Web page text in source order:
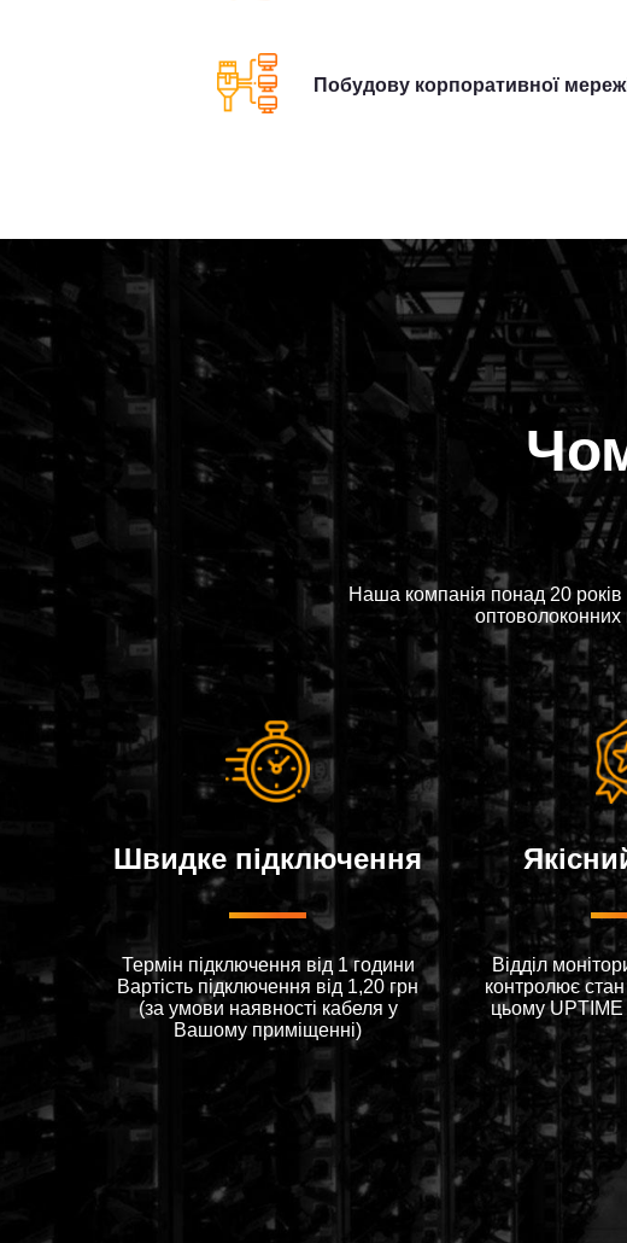
Побудову корпоративної
Наша компанія понад 20 років
оптоволоконних
Швидке підключення
Термін підключення від 1 години
Вартiсть пiдключення вiд 1,20 грн
(за умови наявностi кабеля у
Вашому примiщеннi)
Відділ
контролює
цьому UPTIME